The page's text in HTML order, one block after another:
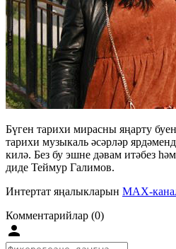
Бүген тарихи мирасны яңарту
тарихи музыкаль әсәрләр
килә. Без бу эшне дәвам итәбез
диде Теймур Галимов.
Интертат яңалыкларын MAX-
Комментарийлар (0)